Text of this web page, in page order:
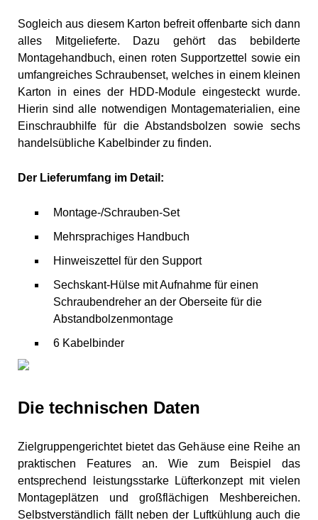
Sogleich aus diesem Karton befreit offenbarte sich dann
alles Mitgelieferte. Dazu gehört das bebilderte
Montagehandbuch, einen roten Supportzettel sowie ein
umfangreiches Schraubenset, welches in einem kleinen
Karton in eines der HDD-Module eingesteckt wurde.
Hierin sind alle notwendigen Montagematerialien, eine
Einschraubhilfe für die Abstandsbolzen sowie sechs
handelsübliche Kabelbinder zu finden.
Der Lieferumfang im Detail:
Montage-/Schrauben-Set
Mehrsprachiges Handbuch
Hinweiszettel für den Support
Sechskant-Hülse mit Aufnahme für einen
Schraubendreher an der Oberseite für die
Abstandbolzenmontage
6 Kabelbinder
Die technischen Daten
Zielgruppengerichtet bietet das Gehäuse eine Reihe an
praktischen Features an. Wie zum Beispiel das
entsprechend leistungsstarke Lüfterkonzept mit vielen
Montageplätzen und großflächigen Meshbereichen.
Selbstverständlich fällt neben der Luftkühlung auch die